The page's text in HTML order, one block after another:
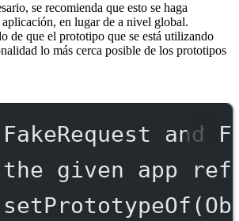
se recomienda que esto se haga
en lugar de a nivel global.
de que el prototipo que se está utilizando
lo más cerca posible de los prototipos
and
given app
setPrototypeOf